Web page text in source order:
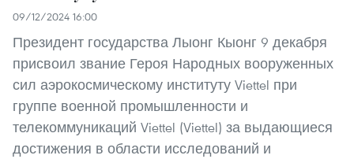
09/12/2024 16:00
Президент государства Лыонг Кыонг 9 декабря
присвоил звание Героя Народных вооруженных
сил аэрокосмическому институту Viettel при
группе военной промышленности и
телекоммуникаций Viettel (Viettel) за выдающиеся
достижения в области исследований и